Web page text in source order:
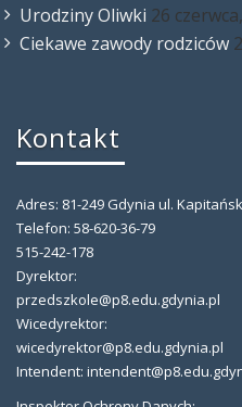
Urodziny Oliwki 26
Ciekawe zawody rodziców
Kontakt
Adres: 81-249 Gdynia ul.
Telefon: 58-620-36-79
515-242-178
Dyrektor:
przedszkole@p8.edu.gdynia.pl
Wicedyrektor:
wicedyrektor@p8.edu.gdynia.pl
Intendent: